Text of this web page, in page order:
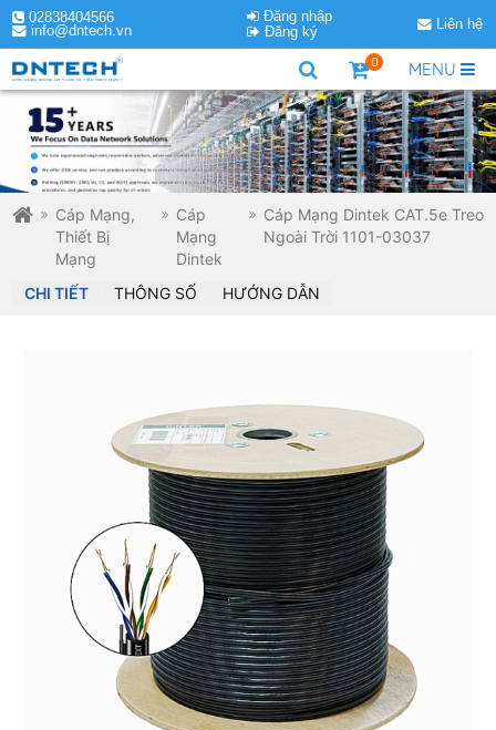
02838404566
info@dntech.vn
Đăng nhập
Đăng ký
Liên hệ
MENU
0
Cáp Mạng,
Thiết Bị
Mạng
Cáp
Mạng
Dintek
Cáp Mạng Dintek CAT.5e Treo
Ngoài Trời 1101-03037
CHI TIẾT THÔNG SỐ HƯỚNG DẪN